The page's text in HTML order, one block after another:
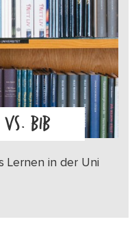
VS. BIB
Lernen in der Uni